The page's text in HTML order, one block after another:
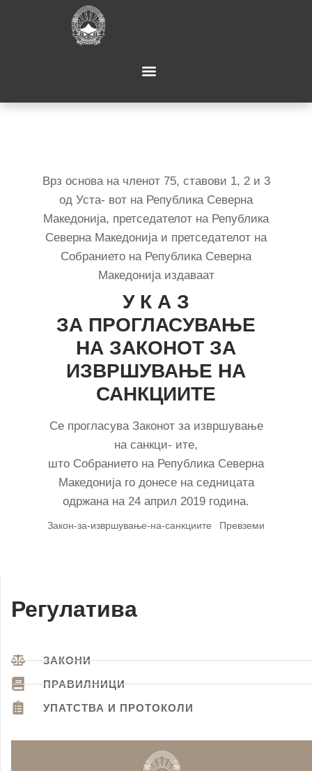
Врз основа на членот 75, ставови 1, 2 и 3
од Уста- вот на Република Северна
Македонија, претседателот на Република
Северна Македонија и претседателот на
Собранието на Република Северна
Македонија издаваат
У К А З
ЗА ПРОГЛАСУВАЊЕ
НА ЗАКОНОТ ЗА
ИЗВРШУВАЊЕ НА
САНКЦИИТЕ
Се прогласува Законот за извршување
на санкци- ите,
што Собранието на Република Северна
Македонија го донесе на седницата
одржана на 24 април 2019 година.
Закон-за-извршување-на-санкциите Превземи
Регулатива
ЗАКОНИ
ПРАВИЛНИЦИ
УПАТСТВА И ПРОТОКОЛИ